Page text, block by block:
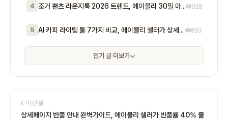
4 조거 팬츠 라운지룩 2026 트렌드, 에이블리 30일 마켓찜 1,400개 만든 7단계 928
5 AI 카피 라이팅 툴 7가지 비교, 에이블리 셀러가 상세페이지 전환율 2배 만든 실전 공식 893
인기 글 더보기
이전글
상세페이지 반품 안내 완벽가이드, 에이블리 셀러가 반품률 40% 줄